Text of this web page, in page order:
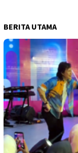
BERITA UTAMA